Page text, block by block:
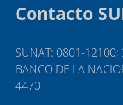
Contacto
SUNAT: 0801-
BANCO DE LA
4470